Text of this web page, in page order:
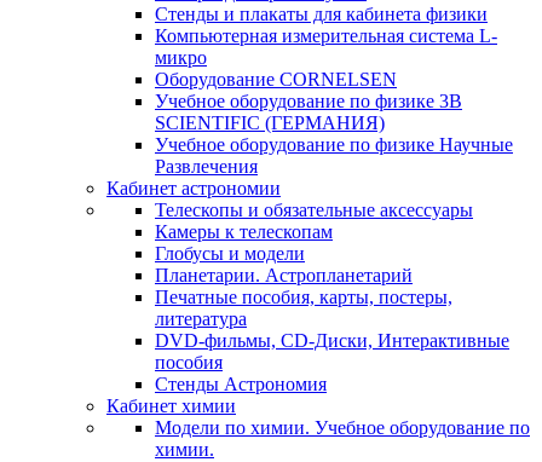
Стенды и плакаты для кабинета физики
Компьютерная измерительная система L-
микро
Оборудование CORNELSEN
Учебное оборудование по физике 3B
SCIENTIFIC (ГЕРМАНИЯ)
Учебное оборудование по физике Научные
Развлечения
Кабинет астрономии
Телескопы и обязательные аксессуары
Камеры к телескопам
Глобусы и модели
Планетарии. Астропланетарий
Печатные пособия, карты, постеры,
литература
DVD-фильмы, CD-Диски, Интерактивные
пособия
Стенды Астрономия
Кабинет химии
Модели по химии. Учебное оборудование по
химии.